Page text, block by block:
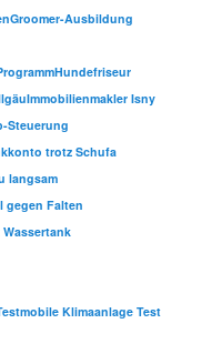
Groomer-Ausbildung
Hundefriseur
Immobilienmakler Isny
Steuerung
trotz Schufa
langsam
gegen Falten
mobile Klimaanlage Test